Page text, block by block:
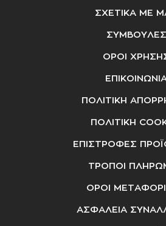
ΣΧΕΤΙΚΑ ΜΕ
ΣΥΜΒΟΥΛΕΣ
ΟΡΟΙ
ΠΟΛΙΤΙΚΗ
ΠΟΛΙΤΙΚΗ
ΕΠΙΣΤΡΟΦΕΣ
ΤΡΟΠΟΙ
ΟΡΟΙ
ΑΣΦΑΛΕΙΑ